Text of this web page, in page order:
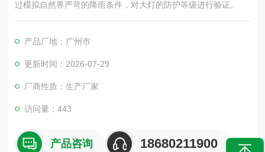
过模拟自然界严苛的降雨条件，对大灯的防护等级进行验证。
产品厂地：广州市
更新时间：2026-07-29
厂商性质：生产厂家
访问量：443
产品咨询 18680211900